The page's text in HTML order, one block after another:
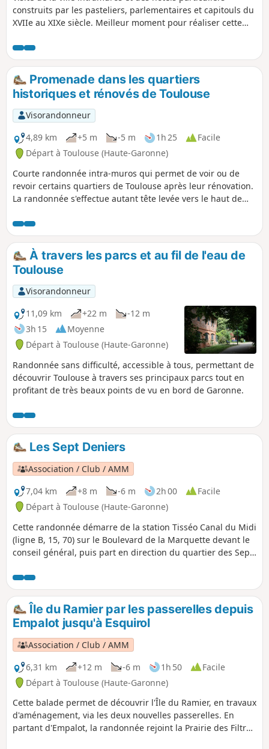
construits par les pasteliers, parlementaires et capitouls du
XVIIe au XIXe siècle. Meilleur moment pour réaliser cette
ville y est vivante, en effervescence. Certains portails des
Hôtels sont ouverts. Dans les petites rue du centre, il faudra
bien lever la tête pour apercevoir le haut des Tours. Plaques
de rues existantes.
Promenade dans les quartiers
historiques et rénovés de Toulouse
Visorandonneur
4,89 km
+5 m -5 m 1h 25
Facile
Départ à Toulouse (Haute-Garonne)
Courte randonnée intra-muros qui permet de voir ou de
revoir certains quartiers de Toulouse après leur rénovation.
La randonnée s'effectue autant tête levée vers le haut de
rues étant soit entièrement piétonnes ou partagées.
Nombreux monuments, immeubles des siècles derniers,
cours intérieures, à voir si l'entrée est autorisée. Les visites
des monuments peuvent rallonger considérablement le
temps de parcours.
À travers les parcs et au fil de l'eau de
Toulouse
Visorandonneur
11,09 km
+22 m
-12 m
3h 15
Moyenne
Départ à Toulouse (Haute-Garonne)
Randonnée sans difficulté, accessible à tous, permettant de
découvrir Toulouse à travers ses principaux parcs tout en
profitant de très beaux points de vu en bord de Garonne.
Les Sept Deniers
Association / Club / AMM
7,04 km
+8 m -6 m 2h 00
Facile
Départ à Toulouse (Haute-Garonne)
Cette randonnée démarre de la station Tisséo Canal du Midi
(ligne B, 15, 70) sur le Boulevard de la Marquette devant le
conseil général, puis part en direction du quartier des Sept
la Garonne et le Canal de Brienne afin de rejoindre
Compans Cafarelli (ligne B, 45, L1, L14). Des vélostations
sont présentes au départ et à l'arrivée.
Île du Ramier par les passerelles depuis
Empalot jusqu'à Esquirol
Association / Club / AMM
6,31 km
+12 m -6 m 1h 50
Facile
Départ à Toulouse (Haute-Garonne)
Cette balade permet de découvrir l'Île du Ramier, en travaux
d'aménagement, via les deux nouvelles passerelles. En
partant d'Empalot, la randonnée rejoint la Prairie des Filtres